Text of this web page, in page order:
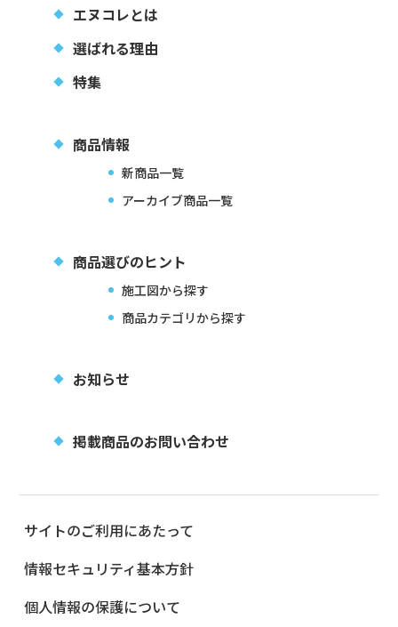
エヌコレとは
選ばれる理由
特集
商品情報
新商品一覧
アーカイブ商品一覧
商品選びのヒント
施工図から探す
商品カテゴリから探す
お知らせ
掲載商品のお問い合わせ
サイトのご利用にあたって
情報セキュリティ基本方針
個人情報の保護について